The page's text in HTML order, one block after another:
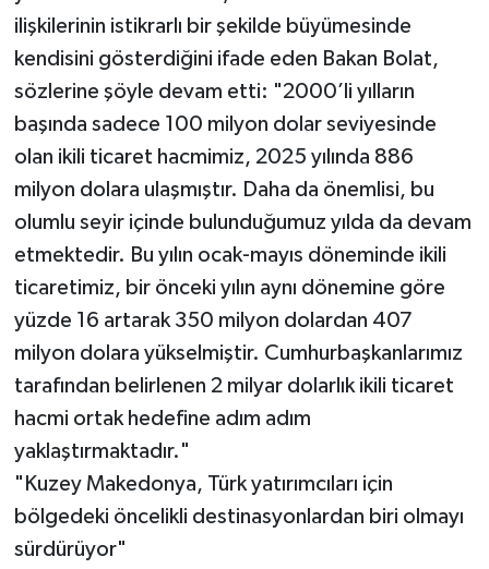
ilişkilerinin istikrarlı bir şekilde büyümesinde
kendisini gösterdiğini ifade eden Bakan Bolat,
sözlerine şöyle devam etti: "2000’li yılların
başında sadece 100 milyon dolar seviyesinde
olan ikili ticaret hacmimiz, 2025 yılında 886
milyon dolara ulaşmıştır. Daha da önemlisi, bu
olumlu seyir içinde bulunduğumuz yılda da devam
etmektedir. Bu yılın ocak-mayıs döneminde ikili
ticaretimiz, bir önceki yılın aynı dönemine göre
yüzde 16 artarak 350 milyon dolardan 407
milyon dolara yükselmiştir. Cumhurbaşkanlarımız
tarafından belirlenen 2 milyar dolarlık ikili ticaret
hacmi ortak hedefine adım adım
yaklaştırmaktadır."
"Kuzey Makedonya, Türk yatırımcıları için
bölgedeki öncelikli destinasyonlardan biri olmayı
sürdürüyor"